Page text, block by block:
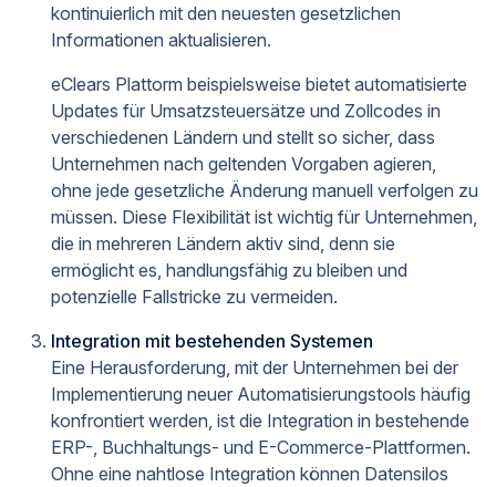
kontinuierlich mit den neuesten gesetzlichen
Informationen aktualisieren.
eClears Plattorm beispielsweise bietet automatisierte
Updates für Umsatzsteuersätze und Zollcodes in
verschiedenen Ländern und stellt so sicher, dass
Unternehmen nach geltenden Vorgaben agieren,
ohne jede gesetzliche Änderung manuell verfolgen zu
müssen. Diese Flexibilität ist wichtig für Unternehmen,
die in mehreren Ländern aktiv sind, denn sie
ermöglicht es, handlungsfähig zu bleiben und
potenzielle Fallstricke zu vermeiden.
Integration mit bestehenden Systemen
Eine Herausforderung, mit der Unternehmen bei der
Implementierung neuer Automatisierungstools häufig
konfrontiert werden, ist die Integration in bestehende
ERP-, Buchhaltungs- und E-Commerce-Plattformen.
Ohne eine nahtlose Integration können Datensilos